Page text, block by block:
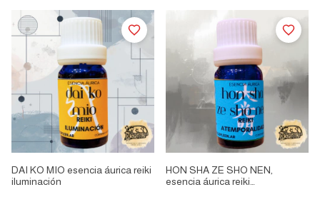
DAI KO MIO esencia áurica reiki
iluminación
HON SHA ZE SHO NEN,
esencia áurica reiki